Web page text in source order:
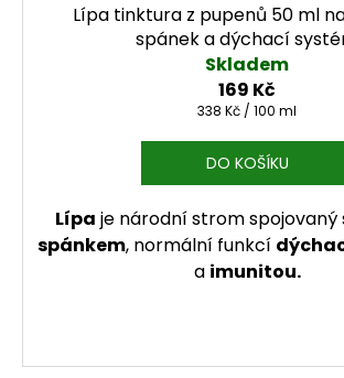
Lípa tinktura z pupenů 50 ml
spánek a dýchací
Skladem
169 Kč
Měrná cena:
338 Kč / 100 ml
DO KOŠÍKU
Lípa je národní strom spojovaný
spánkem, normální funkcí
a imunitou.